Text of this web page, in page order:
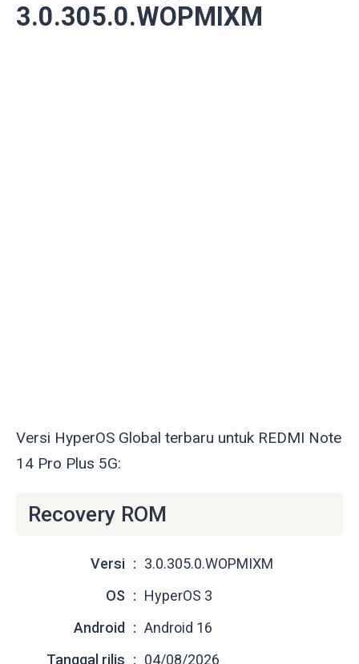
3.0.305.0.WOPMIXM
Versi HyperOS Global terbaru untuk REDMI Note
14 Pro Plus 5G:
Recovery ROM
Versi
3.0.305.0.WOPMIXM
OS
HyperOS 3
Android
Android 16
Tanggal rilis
04/08/2026